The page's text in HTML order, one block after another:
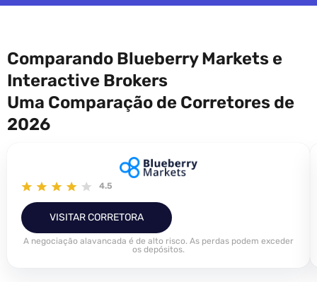
Comparando Blueberry Markets e
Interactive Brokers
Uma Comparação de Corretores de
2026
4.5
VISITAR CORRETORA
A negociação alavancada é de alto risco. As perdas podem exceder
os depósitos.